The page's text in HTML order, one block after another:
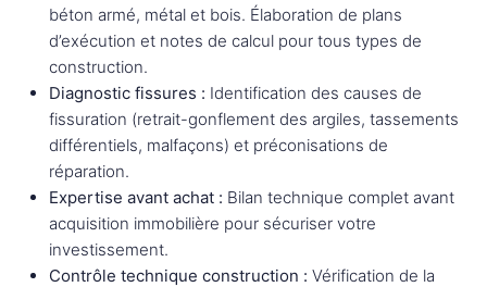
béton armé, métal et bois. Élaboration de plans
d’exécution et notes de calcul pour tous types de
construction.
Diagnostic fissures : Identification des causes de
fissuration (retrait-gonflement des argiles, tassements
différentiels, malfaçons) et préconisations de
réparation.
Expertise avant achat : Bilan technique complet avant
acquisition immobilière pour sécuriser votre
investissement.
Contrôle technique construction : Vérification de la